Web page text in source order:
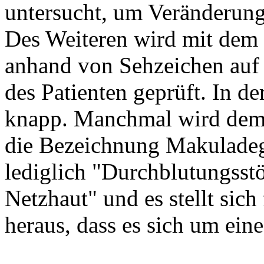
untersucht, um
Des Weiteren wird mit
anhand von Sehzeichen
des Patienten geprüft. In
knapp. Manchmal wird
die Bezeichnung
lediglich
Netzhaut" und es stellt
heraus, dass es sich um